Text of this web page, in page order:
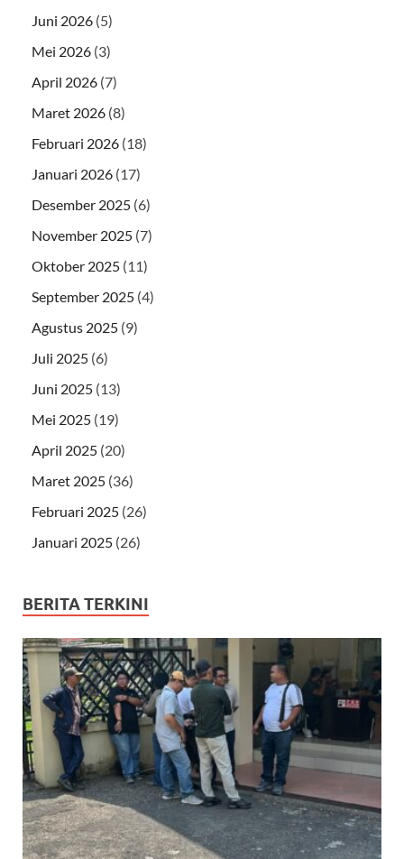
Juni 2026 (5)
Mei 2026 (3)
April 2026 (7)
Maret 2026 (8)
Februari 2026 (18)
Januari 2026 (17)
Desember 2025 (6)
November 2025 (7)
Oktober 2025 (11)
September 2025 (4)
Agustus 2025 (9)
Juli 2025 (6)
Juni 2025 (13)
Mei 2025 (19)
April 2025 (20)
Maret 2025 (36)
Februari 2025 (26)
Januari 2025 (26)
BERITA TERKINI